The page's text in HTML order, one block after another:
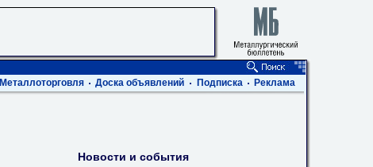
Металлоторговля Доска объявлений Подписка Реклама
Новости и события